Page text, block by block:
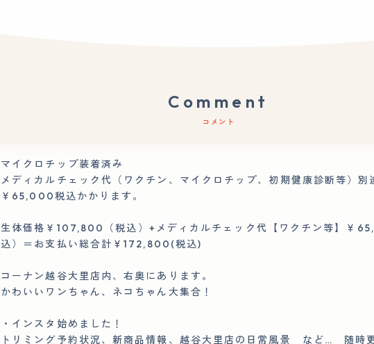
Comment
コメント
マイクロチップ装着済み
メディカルチェック代（ワクチン、マイクロチップ、初期健康診断等）別
￥65,000税込かかります。
生体価格￥107,800（税込）+メディカルチェック代【ワクチン等】￥
込）＝お支払い総合計￥172,800(税込)
コーナン越谷大里店内、右奥にあります。
かわいいワンちゃん、ネコちゃん大集合！
・インスタ始めました！
トリミング予約状況、新商品情報、越谷大里店の日常風景 など… 随時